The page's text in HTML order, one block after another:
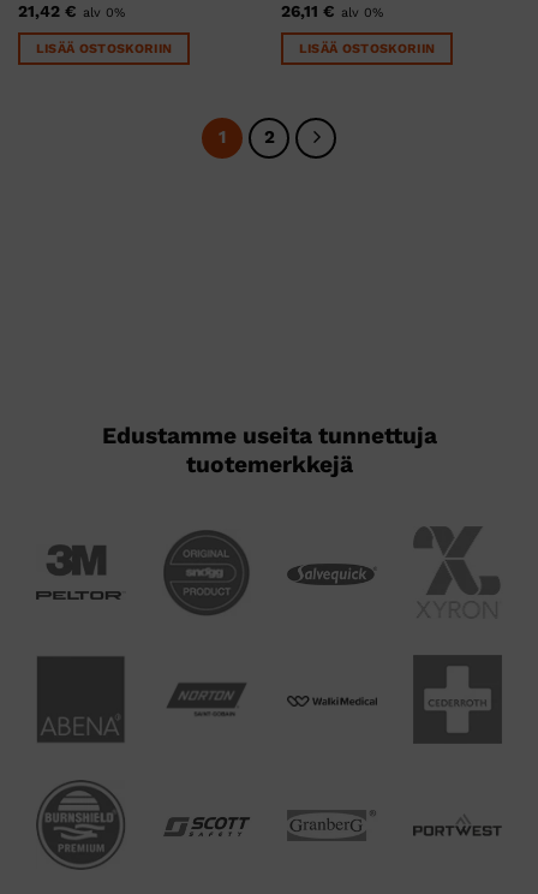
21,42 € alv 0%
LISÄÄ OSTOSKORIIN
26,11 € alv 0%
LISÄÄ OSTOSKORIIN
1 2
Edustamme useita tunnettuja
tuotemerkkejä